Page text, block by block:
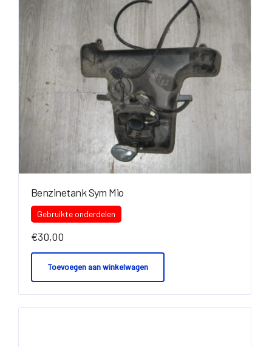
Benzinetank Sym Mio
Gebruikte onderdelen
€30,00
Toevoegen aan winkelwagen